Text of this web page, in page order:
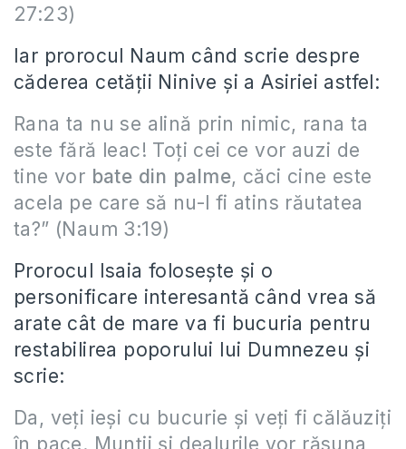
27:23)
Iar prorocul Naum când scrie despre
căderea cetăţii Ninive şi a Asiriei astfel:
Rana ta nu se alină prin nimic, rana ta
este fără leac! Toţi cei ce vor auzi de
tine vor bate din palme, căci cine este
acela pe care să nu-l fi atins răutatea
ta?” (Naum 3:19)
Prorocul Isaia foloseşte şi o
personificare interesantă când vrea să
arate cât de mare va fi bucuria pentru
restabilirea poporului lui Dumnezeu şi
scrie:
Da, veţi ieşi cu bucurie şi veţi fi călăuziţi
în pace. Munţii şi dealurile vor răsuna